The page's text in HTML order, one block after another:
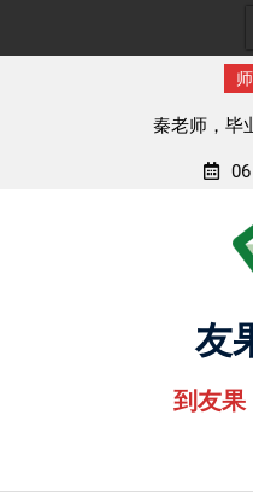
孟老师，毕
友
到友果